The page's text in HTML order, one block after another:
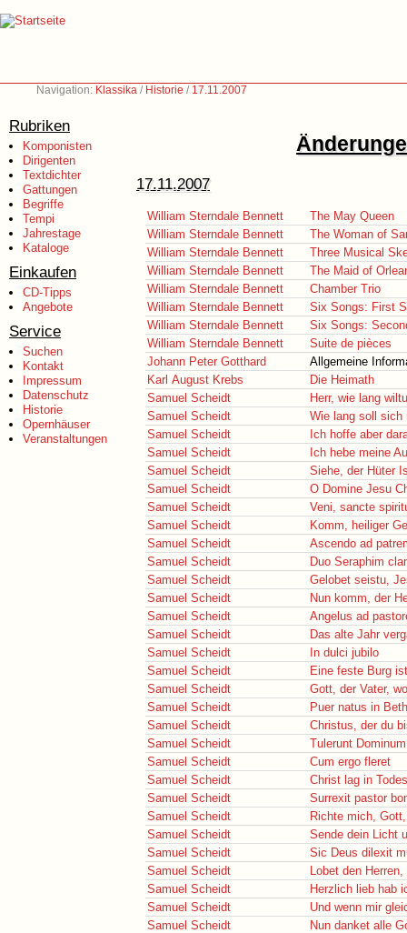
Navigation: Klassika / Historie / 17.11.2007
Rubriken
Komponisten
Dirigenten
Textdichter
Gattungen
Begriffe
Tempi
Jahrestage
Kataloge
Einkaufen
CD-Tipps
Angebote
Service
Suchen
Kontakt
Impressum
Datenschutz
Historie
Opernhäuser
Veranstaltungen
17.11.2007
William Sterndale Bennett
The May Queen
William Sterndale Bennett
The Woman of
William Sterndale Bennett
Three Musical
William Sterndale Bennett
The Maid of
William Sterndale Bennett
Chamber Trio
William Sterndale Bennett
Six Songs: First
William Sterndale Bennett
Six Songs:
William Sterndale Bennett
Suite de pièces
Johann Peter Gotthard
Allgemeine
Karl August Krebs
Die Heimath
Samuel Scheidt
Herr, wie lang
Samuel Scheidt
Wie lang soll sich
Samuel Scheidt
Ich hoffe aber
Samuel Scheidt
Ich hebe meine
Samuel Scheidt
Siehe, der Hüter
Samuel Scheidt
O Domine Jesu
Samuel Scheidt
Veni, sancte
Samuel Scheidt
Komm, heiliger
Samuel Scheidt
Ascendo ad
Samuel Scheidt
Duo Seraphim
Samuel Scheidt
Gelobet seistu,
Samuel Scheidt
Nun komm, der
Samuel Scheidt
Angelus ad
Samuel Scheidt
Das alte Jahr
Samuel Scheidt
In dulci jubilo
Samuel Scheidt
Eine feste Burg
Samuel Scheidt
Gott, der Vater,
Samuel Scheidt
Puer natus in
Samuel Scheidt
Christus, der du
Samuel Scheidt
Tulerunt
Samuel Scheidt
Cum ergo fleret
Samuel Scheidt
Christ lag in
Samuel Scheidt
Surrexit pastor
Samuel Scheidt
Richte mich,
Samuel Scheidt
Sende dein Licht
Samuel Scheidt
Sic Deus dilexit
Samuel Scheidt
Lobet den
Samuel Scheidt
Herzlich lieb hab
Samuel Scheidt
Und wenn mir
Samuel Scheidt
Nun danket alle